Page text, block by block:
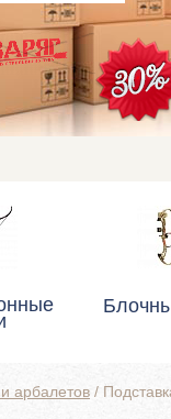
арбалетов /